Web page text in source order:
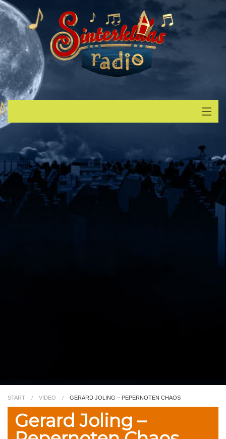
Luisteren
Muziek
START VIDEO GERARD JOLING – PEPERNOTEN CHAOS
Gerard Joling –